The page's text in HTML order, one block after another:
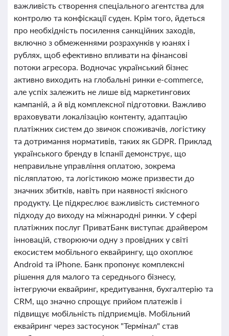
важливість створення спеціального агентства для
контролю та конфіскації суден. Крім того, йдеться
про необхідність посилення санкційних заходів,
включно з обмеженнями розрахунків у юанях і
рублях, щоб ефективно впливати на фінансові
потоки агресора. Водночас український бізнес
активно виходить на глобальні ринки e-commerce,
але успіх залежить не лише від маркетингових
кампаній, а й від комплексної підготовки. Важливо
враховувати локалізацію контенту, адаптацію
платіжних систем до звичок споживачів, логістику
та дотримання нормативів, таких як GDPR. Приклад
українського бренду в Іспанії демонструє, що
неправильне управління оплатою, зокрема
післяплатою, та логістикою може призвести до
значних збитків, навіть при наявності якісного
продукту. Це підкреслює важливість системного
підходу до виходу на міжнародні ринки. У сфері
платіжних послуг ПриватБанк виступає драйвером
інновацій, створюючи одну з провідних у світі
екосистем мобільного еквайрингу, що охоплює
Android та iPhone. Банк пропонує комплексні
рішення для малого та середнього бізнесу,
інтегруючи еквайринг, кредитування, бухгалтерію та
CRM, що значно спрощує прийом платежів і
підвищує мобільність підприємців. Мобільний
еквайринг через застосунок "Термінал" став